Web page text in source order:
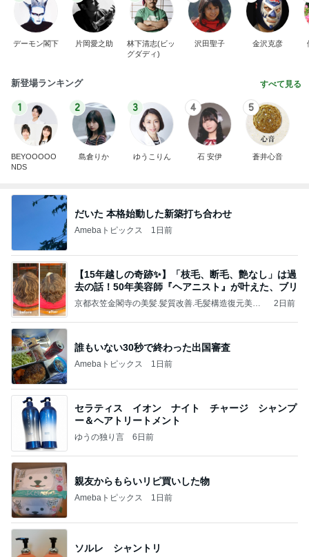
デーモン閣下 片岡愛之助
林下清志(ビッ
グダディ)
沢田聖子 金沢克彦
新登場ランキング すべて見る
1
BEYOOOOO
NDS
2
島倉りか
3
ゆうこりん
4
石 安伊
5
蒼井心音
だいた 本格始動した新築打ち合わせ
Amebaトピックス 1日前
【15年越しの奇跡✨】「枝毛、断毛、艶なし」は過
去の話！50年美容師『ヘアニスト』が叶えた、ブリ
京都衣笠金閣寺の美髪.髪質改善.毛髪構造復元美容
bossのええ感じやんブログ
2日前
誰もいない30秒で終わった出国審査
Amebaトピックス 1日前
セラティス イオン ナイト チャージ シャンプ
ー＆ヘアトリートメント
ゆうの独り言 6日前
親友からもらいリピ買いした物
Amebaトピックス 1日前
ソルレ シャントリ